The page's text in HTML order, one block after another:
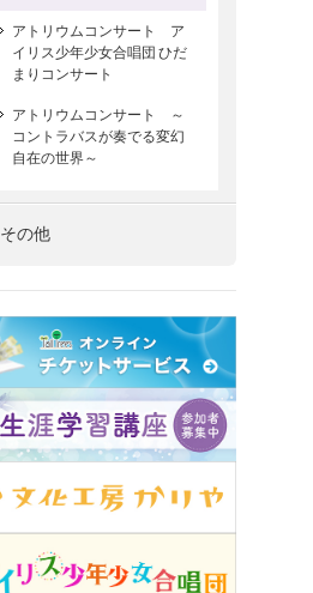
アトリウムコンサート ア
イリス少年少女合唱団 ひだ
まりコンサート
アトリウムコンサート ～
コントラバスが奏でる変幻
自在の世界～
その他